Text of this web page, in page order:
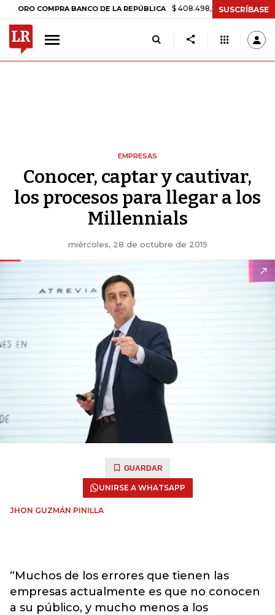
COMPRA BANCO DE LA REPÚBLICA $ 408.498,97 +$ 8.753,81 +2,19%
SUSCRÍBASE
EMPRESAS
Conocer, captar y cautivar,
los procesos para llegar a los
Millennials
miércoles, 28 de octubre de 2015
GUARDAR
UNIRSE A WHATSAPP
JHON GUZMÁN PINILLA
“Muchos de los errores que tienen las
empresas actualmente es que no conocen
a su público, y mucho menos a los